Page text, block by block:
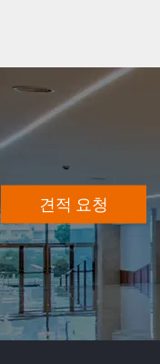
견적 요청